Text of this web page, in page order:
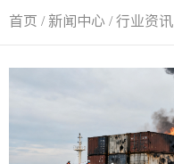
首页 /新闻中心 /行业资讯